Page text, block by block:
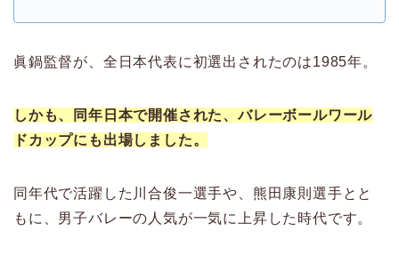
眞鍋監督が、全日本代表に初選出されたのは1985年。
しかも、同年日本で開催された、バレーボールワール
ドカップにも出場しました。
同年代で活躍した川合俊一選手や、熊田康則選手とと
もに、男子バレーの人気が一気に上昇した時代です。